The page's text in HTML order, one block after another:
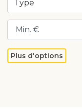
Type
Plus d'options